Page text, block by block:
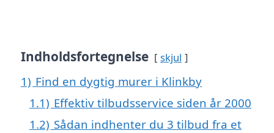
Indholdsfortegnelse skjul
1) Find en dygtig murer i Klinkby
1.1) Effektiv tilbudsservice siden år 2000
1.2) Sådan indhenter du 3 tilbud fra et